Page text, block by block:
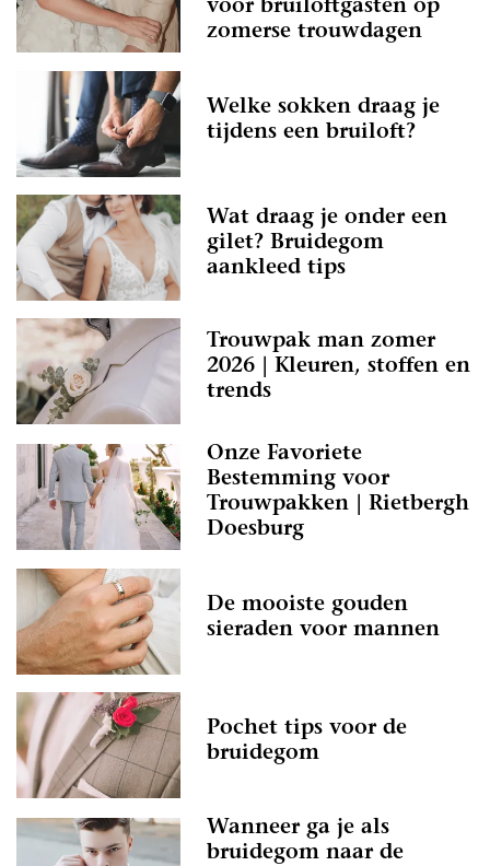
voor bruiloftgasten op
zomerse trouwdagen
Welke sokken draag je
tijdens een bruiloft?
Wat draag je onder een
gilet? Bruidegom
aankleed tips
Trouwpak man zomer
2026 | Kleuren, stoffen en
trends
Onze Favoriete
Bestemming voor
Trouwpakken | Rietbergh
Doesburg
De mooiste gouden
sieraden voor mannen
Pochet tips voor de
bruidegom
Wanneer ga je als
bruidegom naar de